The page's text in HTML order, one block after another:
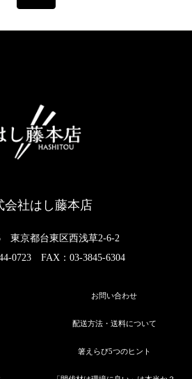
会社はし藤本店
東京都台東区西浅草2-6-2
0723 FAX：03-3845-6304
お問い合わせ
配送方法・送料について
箸えらび5つのヒント